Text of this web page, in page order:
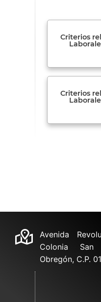
Criterios
Criterios